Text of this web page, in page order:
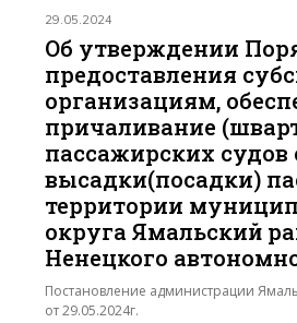
29.05.2024
Об утверждении
предоставления
организациям,
причаливание
пассажирских судов
высадки(посадки)
территории
округа Ямальский
Ненецкого
Постановление администрации
от 29.05.2024г.